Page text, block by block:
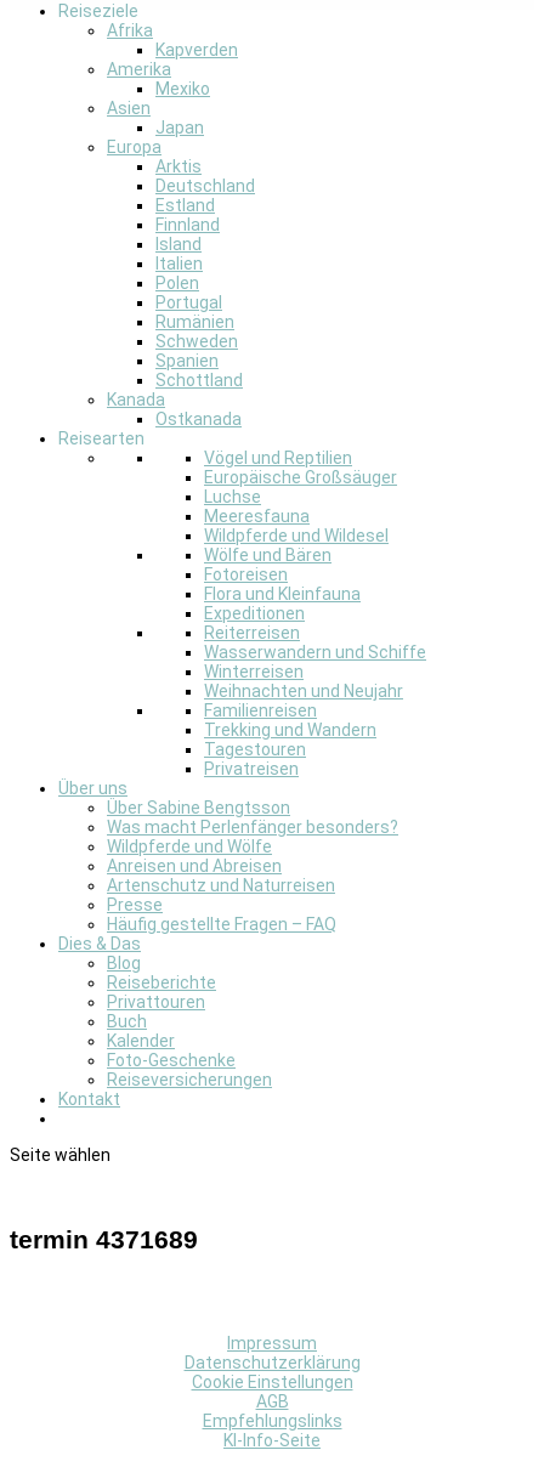
Reiseziele
Afrika
Kapverden
Amerika
Mexiko
Asien
Japan
Europa
Arktis
Deutschland
Estland
Finnland
Island
Italien
Polen
Portugal
Rumänien
Schweden
Spanien
Schottland
Kanada
Ostkanada
Reisearten
Vögel und Reptilien
Europäische Großsäuger
Luchse
Meeresfauna
Wildpferde und Wildesel
Wölfe und Bären
Fotoreisen
Flora und Kleinfauna
Expeditionen
Reiterreisen
Wasserwandern und Schiffe
Winterreisen
Weihnachten und Neujahr
Familienreisen
Trekking und Wandern
Tagestouren
Privatreisen
Über uns
Über Sabine Bengtsson
Was macht Perlenfänger besonders?
Wildpferde und Wölfe
Anreisen und Abreisen
Artenschutz und Naturreisen
Presse
Häufig gestellte Fragen – FAQ
Dies & Das
Blog
Reiseberichte
Privattouren
Buch
Kalender
Foto-Geschenke
Reiseversicherungen
Kontakt
Seite wählen
termin 4371689
Impressum
Datenschutzerklärung
Cookie Einstellungen
AGB
Empfehlungslinks
KI-Info-Seite